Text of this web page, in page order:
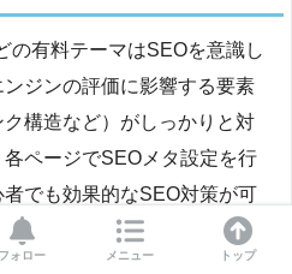
の有料テーマはSEOを意識し
ジンの評価に影響する要素
ク構造など）がしっかりと対
ページでSEOメタ設定を行
でも効果的なSEO対策が可
の流入を狙いたい方には大き
フォロー メニュー トップ